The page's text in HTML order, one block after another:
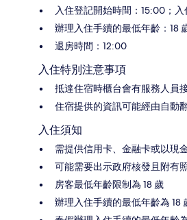
入住登記開始時間：15:00；
辦理入住手續的最低年齡：18
退房時間：12:00
入住特別注意事項
抵達住宿時櫃台會有服務人員
住宿提供的資訊可能經由自動
入住須知
需提供信用卡、金融卡或以現
可能需要出示政府核發且附有
房客最低年齡限制為 18 歲
辦理入住手續的最低年齡為 18